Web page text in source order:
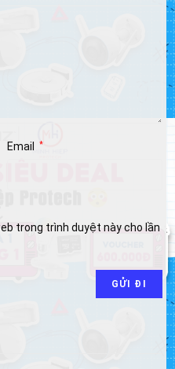
Email *
trong trình duyệt này cho lần